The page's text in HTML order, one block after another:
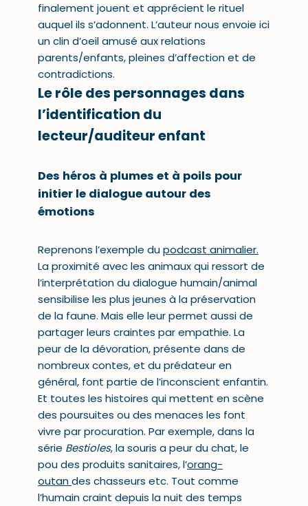
finalement jouent et apprécient le rituel
auquel ils s’adonnent. L’auteur nous envoie ici
un clin d’oeil amusé aux relations
parents/enfants, pleines d’affection et de
contradictions.
Le rôle des personnages dans
l’identification du
lecteur/auditeur enfant
Des héros à plumes et à poils pour
initier le dialogue autour des
émotions
Reprenons l’exemple dupodcast animalier.
La proximité avec les animaux qui ressort de
l’interprétation du dialogue humain/animal
sensibilise les plus jeunes à la préservation
de la faune. Mais elle leur permet aussi de
partager leurs craintes par empathie. La
peur de la dévoration, présente dans de
nombreux contes, et du prédateur en
général, font partie de l’inconscient enfantin.
Et toutes les histoires qui mettent en scène
des poursuites ou des menaces les font
vivre par procuration. Par exemple, dans la
série Bestioles, la souris a peur du chat, le
pou des produits sanitaires, l’orang-
outandes chasseurs etc. Tout comme
l’humain craint depuis la nuit des temps